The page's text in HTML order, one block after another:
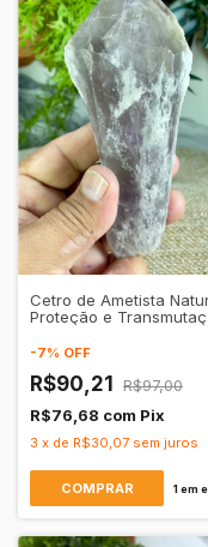
Cetro de Ametista
Proteção e
-7% OFF
R$90,21
R$97,00
R$76,68 com Pix
3 x de R$30,07 sem juros
1 em